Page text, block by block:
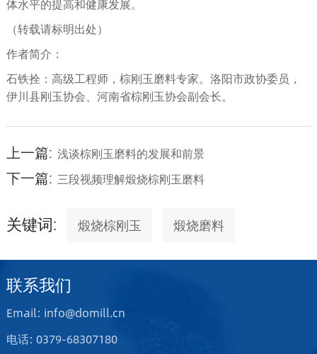
体水平的提高和健康发展。
（转载请标明出处）
作者简介：
石铁拴：高级工程师，棕刚玉磨料专家。洛阳市政协委员，
伊川县刚玉协会、河南省棕刚玉协会副会长。
上一篇: 浅谈棕刚玉磨料的发展和前景
下一篇: 三段视频理解煅烧棕刚玉磨料
关键词: 煅烧棕刚玉 煅烧磨料
联系我们
Email: info@domill.cn
电话: 0379-68307180